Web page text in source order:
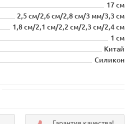
17 см
2,5 см/2,6 см/2,8 см/3 мм/3,3 см
1,8 см/2,1 см/2,2 см/2,3 см/2,4 см
1 см
Китай
Силикон